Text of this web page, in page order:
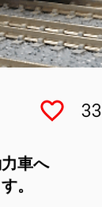
車へ
。